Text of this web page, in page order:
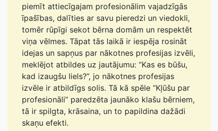
piemīt attiecīgajam profesionālim vajadzīgās
īpašības, dalīties ar savu pieredzi un viedokli,
tomēr rūpīgi sekot bērna domām un respektēt
viņa vēlmes. Tāpat tās laikā ir iespēja rosināt
idejas un sapņus par nākotnes profesijas izvēli,
meklējot atbildes uz jautājumu: “Kas es būšu,
kad izaugšu liels?”, jo nākotnes profesijas
izvēle ir atbildīgs solis. Tā kā spēle “Kļūšu par
profesionāli” paredzēta jaunāko klašu bērniem,
tā ir spilgta, krāsaina, un to papildina dažādi
skaņu efekti.